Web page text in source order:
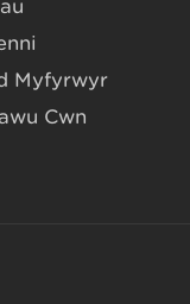
Myfyrwyr
Cŵn